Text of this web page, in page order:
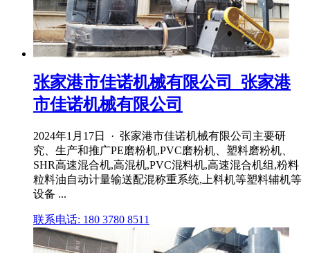
张家港市佳诺机械有限公司_张家港
市佳诺机械有限公司
2024年1月17日 · 张家港市佳诺机械有限公司主要研
究、生产和推广PE磨粉机,PVC磨粉机、塑料磨粉机、
SHR高速混合机,高混机,PVC混料机,高速混合机组,粉料
粒料油自动计量输送配混称重系统,上料机等塑料辅机等
设备 ...
联系电话: 180 3780 8511